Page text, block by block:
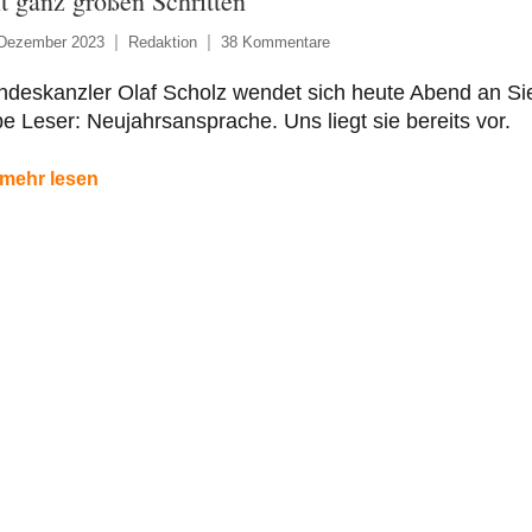
2023 Redaktion 38 Kommentare
Olaf Scholz wendet sich heute Abend an
Leser: Neujahrsansprache. Uns liegt sie bereits vor.
mehr lesen